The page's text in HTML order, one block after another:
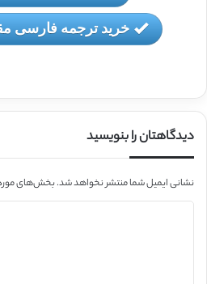
خرید ترجمه فارسی
دیدگاهتان را بنویسید
نشانی ایمیل شما منتشر نخواهد شد.بخش‌های